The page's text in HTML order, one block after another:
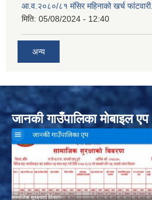
आ.व.२०८०/८१ मंसिर महिनाको खर्च फांटवारी.
मिति: 05/08/2024 - 12:40
अन्य
जानकी गाउँपालिका मोबाइल एप